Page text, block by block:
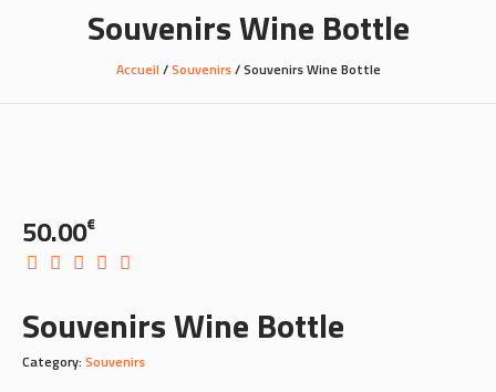
Souvenirs Wine Bottle
Accueil /Souvenirs/ Souvenirs Wine Bottle
50.00€
Souvenirs Wine Bottle
Category: Souvenirs